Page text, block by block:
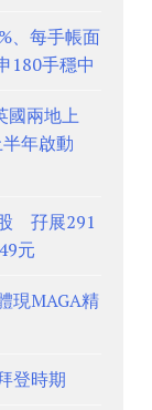
、每手帳面
180手穩中
國兩地上
年啟動
股 孖展291
元
現MAGA精
登時期